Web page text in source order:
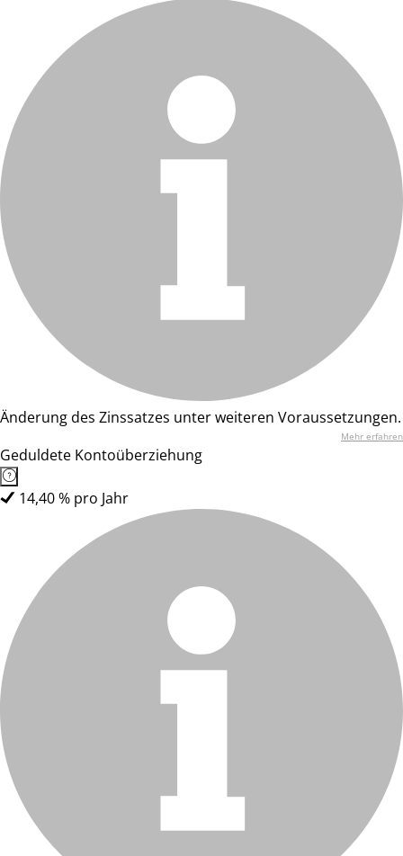
Änderung des Zinssatzes unter weiteren Voraussetzungen.
Mehr erfahren
Geduldete Kontoüberziehung
14,40 % pro Jahr